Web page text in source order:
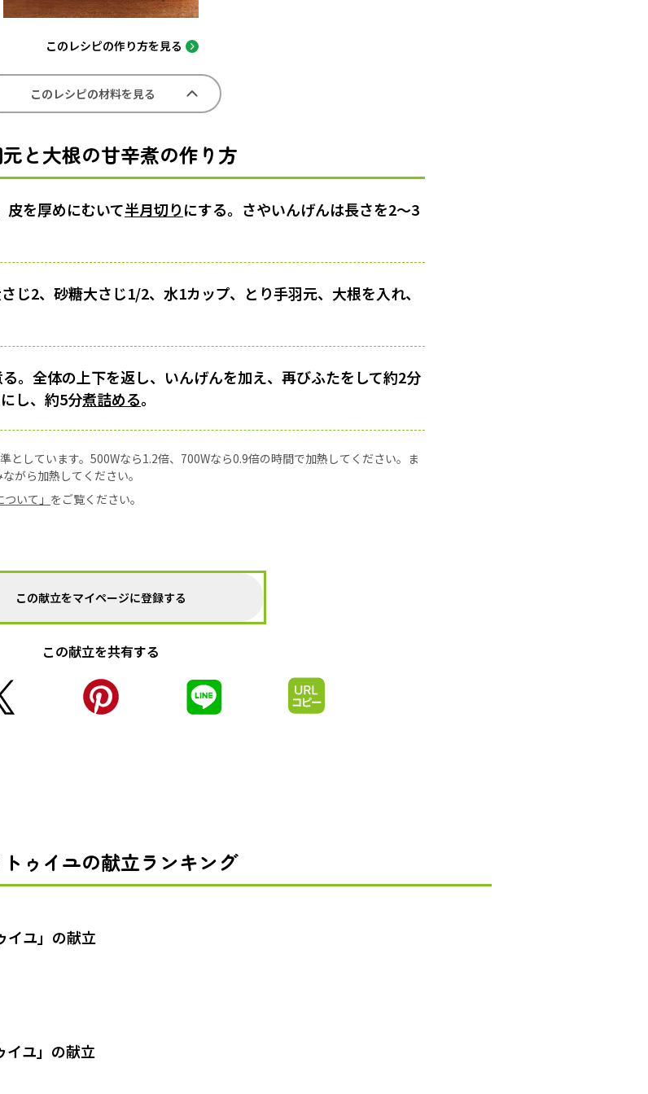
このレシピの作り方を見る
このレシピの材料を見る
と大根の甘辛煮の作り方
皮を厚めにむいて半月切りにする。さやいんげんは長さを2～3
じ2、砂糖大さじ1/2、水1カップ、とり手羽元、大根を入れ、
。全体の上下を返し、いんげんを加え、再びふたをして約2分
し、約5分煮詰める。
しています。500Wなら1.2倍、700Wなら0.9倍の時間で加熱してください。ま
がら加熱してください。
ついて」 をご覧ください。
この献立をマイページに登録する
この献立を共有する
トゥイユの献立ランキング
イユ」の献立
イユ」の献立